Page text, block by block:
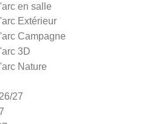
en salle
Extérieur
Campagne
3D
Nature
27